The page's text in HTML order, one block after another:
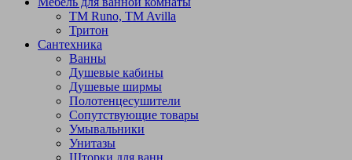
TM Runo, TM Avilla
Тритон
Сантехника
Ванны
Душевые кабины
Душевые ширмы
Полотенцесушители
Сопутствующие товары
Умывальники
Унитазы
Шторки для ванн